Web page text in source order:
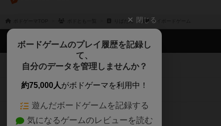
りばたん マイボードゲーム
閉じる
ボードゲームのプレイ履歴を記録し
て、
自分のデータを管理しませんか？
約75,000人がボドゲーマを利用中！
遊んだボードゲームを記録する
気になるゲームのレビューを読む
ボドゲーマTOP
ボードゲームを検索する
ボードゲームの新着レビュー
ボードゲーム会情報